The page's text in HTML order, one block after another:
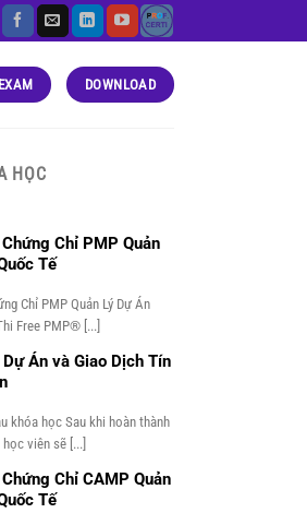
DOWNLOAD
HỌC
Chỉ PMP Quản
Tế
Chỉ PMP Quản Lý Dự Án
Free PMP® [...]
Án và Giao Dịch Tín
khóa học Sau khi hoàn thành
viên sẽ [...]
Chỉ CAMP Quản
Tế